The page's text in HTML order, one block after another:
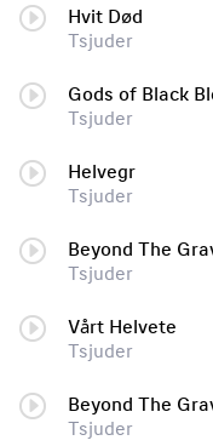
Hvit Død
Tsjuder
Gods of Black
Tsjuder
Helvegr
Tsjuder
Beyond The
Tsjuder
Vårt Helvete
Tsjuder
Beyond The
Tsjuder